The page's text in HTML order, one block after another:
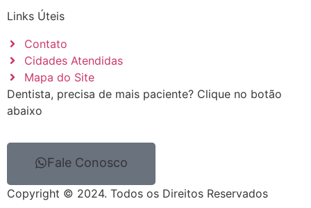
Links Úteis
Contato
Cidades Atendidas
Mapa do Site
Dentista, precisa de mais paciente? Clique no botão
abaixo
Fale Conosco
Copyright © 2024. Todos os Direitos Reservados